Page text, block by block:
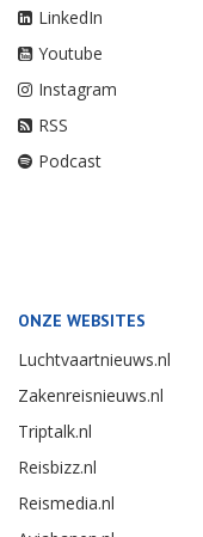
LinkedIn
Youtube
Instagram
RSS
Podcast
ONZE WEBSITES
Luchtvaartnieuws.nl
Zakenreisnieuws.nl
Triptalk.nl
Reisbizz.nl
Reismedia.nl